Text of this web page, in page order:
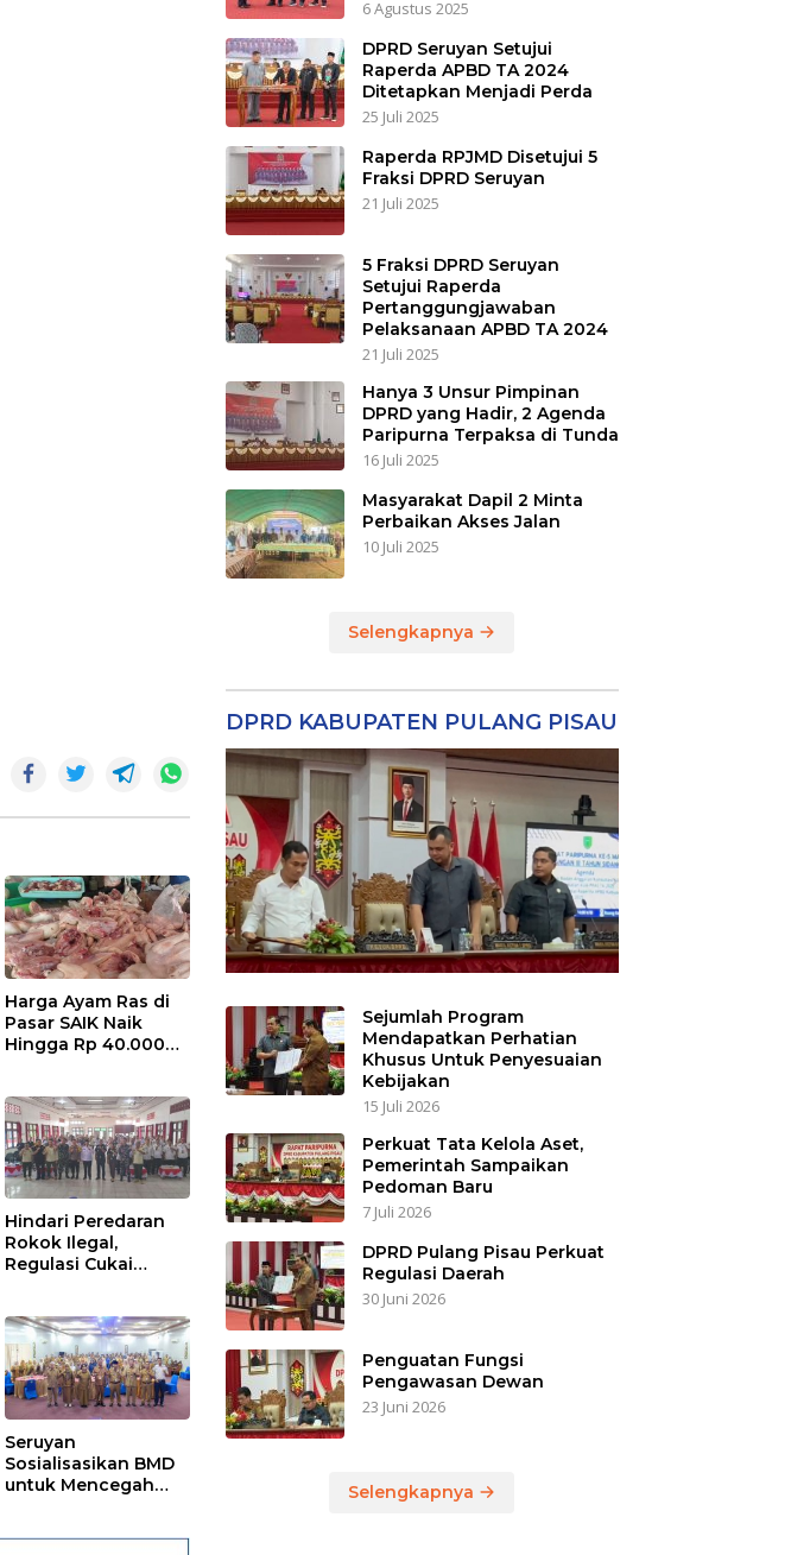
Harga Ayam Ras di
Pasar SAIK Naik
Hingga Rp 40.000
Hindari Peredaran
Rokok Ilegal,
Regulasi Cukai
Seruyan
Sosialisasikan BMD
untuk Mencegah
6 Agustus 2025
DPRD Seruyan Setujui
Raperda APBD TA 2024
Ditetapkan Menjadi Perda
25 Juli 2025
Raperda RPJMD Disetujui 5
Fraksi DPRD Seruyan
21 Juli 2025
5 Fraksi DPRD Seruyan
Setujui Raperda
Pertanggungjawaban
Pelaksanaan APBD TA 2024
21 Juli 2025
Hanya 3 Unsur Pimpinan
DPRD yang Hadir, 2 Agenda
Paripurna Terpaksa di Tunda
16 Juli 2025
Masyarakat Dapil 2 Minta
Perbaikan Akses Jalan
10 Juli 2025
Selengkapnya
DPRD KABUPATEN PULANG PISAU
Sejumlah Program
Mendapatkan Perhatian
Khusus Untuk Penyesuaian
Kebijakan
15 Juli 2026
Perkuat Tata Kelola Aset,
Pemerintah Sampaikan
Pedoman Baru
7 Juli 2026
DPRD Pulang Pisau Perkuat
Regulasi Daerah
30 Juni 2026
Penguatan Fungsi
Pengawasan Dewan
23 Juni 2026
Selengkapnya